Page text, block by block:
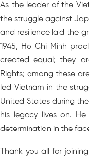
As the leader of the
the struggle against
and resilience laid the
1945, Ho Chi Minh
created equal; they
Rights; among these
led Vietnam in the
United States during
his legacy lives on.
determination in the
Thank you all for